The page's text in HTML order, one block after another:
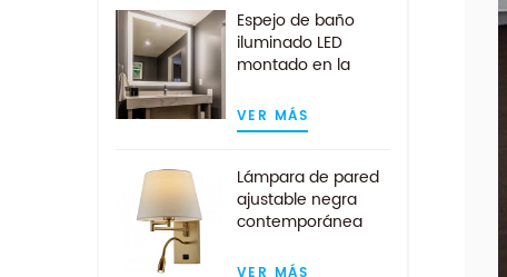
Espejo de baño
iluminado LED
montado en la
cuadrado
contemporáneo
VER MÁS
Lámpara de pared
ajustable negra
contemporánea
LED
VER MÁS